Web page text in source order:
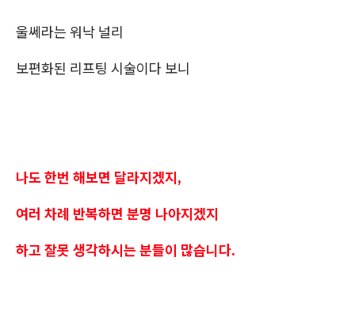
울쎄라는 워낙 널리
보편화된 리프팅 시술이다 보니
나도 한번 해보면 달라지겠지,
여러 차례 반복하면 분명 나아지겠지
하고 잘못 생각하시는 분들이 많습니다.